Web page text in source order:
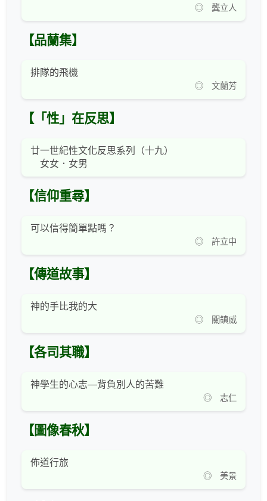
◎ 龔立人
【品蘭集】
排隊的飛機
◎ 文蘭芳
【「性」在反思】
廿一世紀性文化反思系列（十九）
女女．女男
【信仰重尋】
可以信得簡單點嗎？
◎ 許立中
【傳道故事】
神的手比我的大
◎ 關鎮威
【各司其職】
神學生的心志―背負別人的苦難
◎ 志仁
【圖像春秋】
佈道行旅
◎ 美景